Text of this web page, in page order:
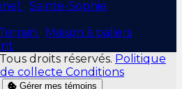
• Sainte-Sophie
• Maison à paliers
droits réservés. Politique
de collecte Conditions
Gérer mes témoins